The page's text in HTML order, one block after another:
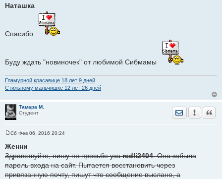
о
н
Наташка
Спасибо
Буду ждать "новиночек" от любимой Сибмамы
Гламурной красавице 18 лет 9 дней
Стильному мальчишке 12 лет 26 дней
Тамара М.
Студент
Отправить
о
о
б
щ
е
н
Сб Фев 06, 2016 20:24
Женни
Здравствуйте, пишу по просьбе узаredli2404. Она забыла
пароль входа на сайт. Пытается восстановить через
привязанную почту, пишут что сообщение выслано, а